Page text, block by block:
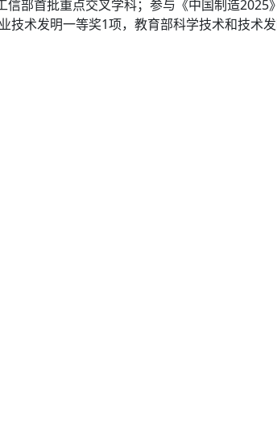
信部首批重点交叉学科；参与《中国制造
技术发明一等奖1项，教育部科学技术和技术